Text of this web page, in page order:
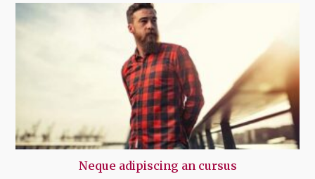
Neque adipiscing an cursus